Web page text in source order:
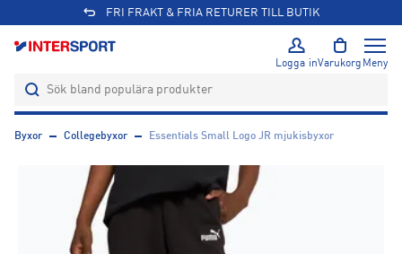
FRI FRAKT & FRIA RETURER TILL BUTIK
Logga inVarukorg Meny
Byxor Collegebyxor Essentials Small Logo JR mjukisbyxor